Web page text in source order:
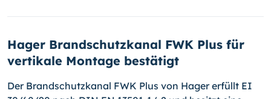
Hager Brandschutzkanal FWK Plus für
vertikale Montage bestätigt
Der Brandschutzkanal FWK Plus von Hager erfüllt EI